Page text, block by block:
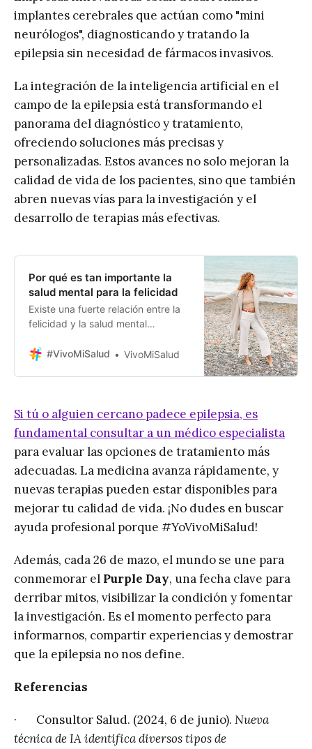
implantes cerebrales que actúan como "mini
neurólogos", diagnosticando y tratando la
epilepsia sin necesidad de fármacos invasivos.
La integración de la inteligencia artificial en el
campo de la epilepsia está transformando el
panorama del diagnóstico y tratamiento,
ofreciendo soluciones más precisas y
personalizadas. Estos avances no solo mejoran la
calidad de vida de los pacientes, sino que también
abren nuevas vías para la investigación y el
desarrollo de terapias más efectivas.
Por qué es tan importante la
salud mental para la felicidad
Existe una fuerte relación entre la
felicidad y la salud mental
#VivoMiSalud
VivoMiSalud
Si tú o alguien cercano padece epilepsia, es
fundamental consultar a un médico especialista
para evaluar las opciones de tratamiento más
adecuadas. La medicina avanza rápidamente, y
nuevas terapias pueden estar disponibles para
mejorar tu calidad de vida. ¡No dudes en buscar
ayuda profesional porque #YoVivoMiSalud!
Además, cada 26 de mazo, el mundo se une para
conmemorar el Purple Day, una fecha clave para
derribar mitos, visibilizar la condición y fomentar
la investigación. Es el momento perfecto para
informarnos, compartir experiencias y demostrar
que la epilepsia no nos define.
Referencias
· Consultor Salud. (2024, 6 de junio). Nueva
técnica de IA identifica diversos tipos de